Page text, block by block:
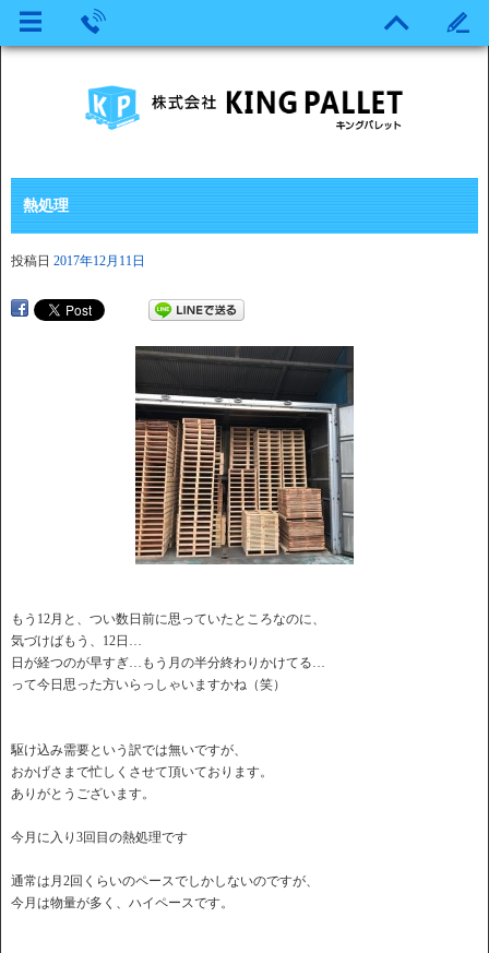
熱処理
投稿日 2017年12月11日
もう12月と、つい数日前に思っていたところなのに、
気づけばもう、12日…
日が経つのが早すぎ…もう月の半分終わりかけてる…
って今日思った方いらっしゃいますかね（笑）
駆け込み需要という訳では無いですが、
おかげさまで忙しくさせて頂いております。
ありがとうございます。
今月に入り3回目の熱処理です
通常は月2回くらいのペースでしかしないのですが、
今月は物量が多く、ハイペースです。